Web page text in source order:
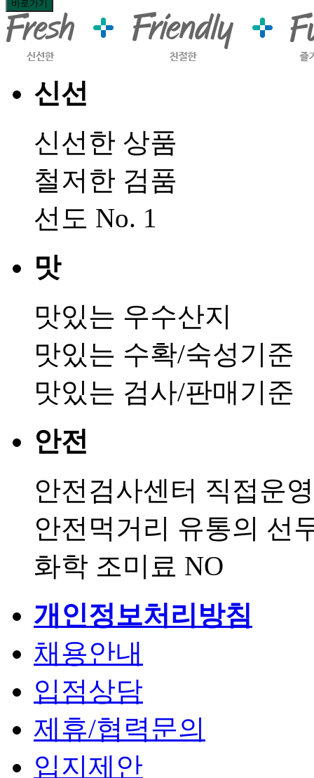
신선
신선한 상품
철저한 검품
선도 No. 1
맛
맛있는 우수산지
맛있는 수확/숙성기준
맛있는 검사/판매기준
안전
안전검사센터 직접운영
안전먹거리 유통의 선
화학 조미료 NO
개인정보처리방침
채용안내
입점상담
제휴/협력문의
입지제안